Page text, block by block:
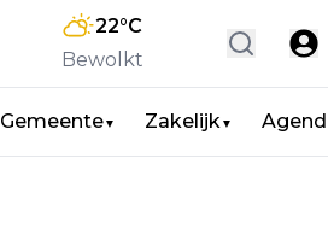
22°C
Bewolkt
Gemeente▼ Zakelijk▼